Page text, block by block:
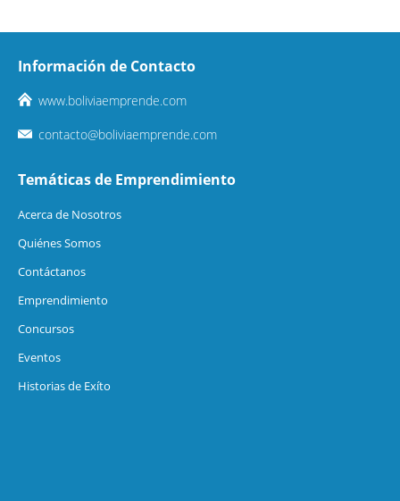
Información de Contacto
www.boliviaemprende.com
contacto@boliviaemprende.com
Temáticas de Emprendimiento
Acerca de Nosotros
Quiénes Somos
Contáctanos
Emprendimiento
Concursos
Eventos
Historias de Exíto